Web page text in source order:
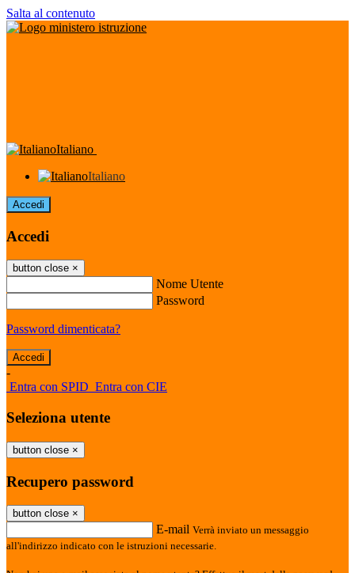
Salta al contenuto
Italiano
Italiano
Accedi
Accedi
button close ×
Nome Utente
Password
Password dimenticata?
-
Entra con SPID Entra con CIE
Seleziona utente
button close ×
Recupero password
button close ×
E-mail Verrà inviato un messaggio
all'indirizzo indicato con le istruzioni necessarie.